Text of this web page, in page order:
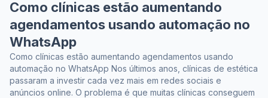
Como clínicas estão aumentando
agendamentos usando automação no
WhatsApp
Como clínicas estão aumentando agendamentos usando
automação no WhatsApp Nos últimos anos, clínicas de estética
passaram a investir cada vez mais em redes sociais e
anúncios online. O problema é que muitas clínicas conseguem